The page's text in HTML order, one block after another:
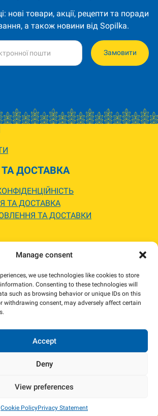
Manage consent
we use technologies like cookies to store
Consenting to these technologies will
such as browsing behavior or unique IDs on this
withdrawing consent, may adversely affect certain
Accept
Deny
View preferences
Cookie PolicyPrivacy Statement
нові товари, акції, рецепти та поради
а також новини від Sopilka.
Замовити
ДОСТАВКА
ТА ДОСТАВКА
ТА ДОСТАВКИ
на вебсайті можуть відрізнятися від їхнього
ми зв’яжемося та погодимо заміну.
Sopilka.fi – Всі права захищені